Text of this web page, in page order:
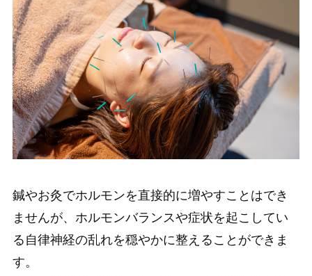
鍼やお灸でホルモンを直接的に増やすことはでき
ませんが、ホルモンバランスや症状を起こしてい
る自律神経の乱れを穏やかに整えることができま
す。